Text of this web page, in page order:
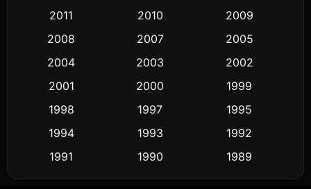
Crime อาชญากรรม 518
Cult Film
Dance เต้น
Detective สืบสวน
2011
2010
2009
2008
2007
2005
2004
2003
2002
2001
2000
1999
1998
1997
1995
1994
1993
1992
1991
1990
1989
1988
1986
1985